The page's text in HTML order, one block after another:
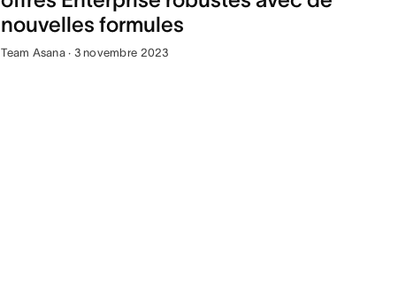
nouvelles formules
Team Asana · 3 novembre 2023